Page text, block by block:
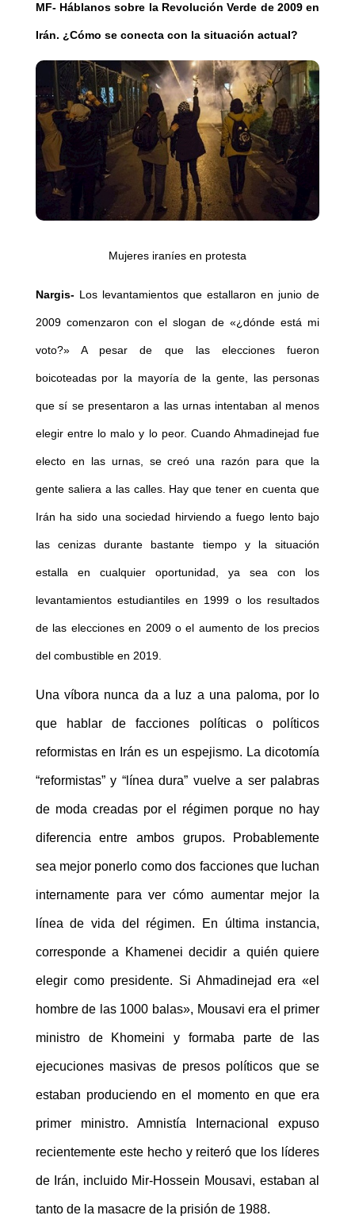
MF-Háblanos sobre la Revolución Verde de 2009 en
Irán. ¿Cómo se conecta con la situación actual?
Mujeres iraníes en protesta
Nargis-Los levantamientos que estallaron en junio de
2009 comenzaron con el slogan de «¿dónde está mi
voto?» A pesar de que las elecciones fueron
boicoteadas por la mayoría de la gente, las personas
que sí se presentaron a las urnas intentaban al menos
elegir entre lo malo y lo peor. Cuando Ahmadinejad fue
electo en las urnas, se creó una razón para que la
gente saliera a las calles. Hay que tener en cuenta que
Irán ha sido una sociedad hirviendo a fuego lento bajo
las cenizas durante bastante tiempo y la situación
estalla en cualquier oportunidad, ya sea con los
levantamientos estudiantiles en 1999 o los resultados
de las elecciones en 2009 o el aumento de los precios
del combustible en 2019.
Una víbora nunca da a luz a una paloma, por lo
que hablar de facciones políticas o políticos
reformistas en Irán es un espejismo. La dicotomía
“reformistas” y “línea dura” vuelve a ser palabras
de moda creadas por el régimen porque no hay
diferencia entre ambos grupos. Probablemente
sea mejor ponerlo como dos facciones que luchan
internamente para ver cómo aumentar mejor la
línea de vida del régimen. En última instancia,
corresponde a Khamenei decidir a quién quiere
elegir como presidente. Si Ahmadinejad era «el
hombre de las 1000 balas», Mousavi era el primer
ministro de Khomeini y formaba parte de las
ejecuciones masivas de presos políticos que se
estaban produciendo en el momento en que era
primer ministro. Amnistía Internacional expuso
recientemente este hecho y reiteró que los líderes
de Irán, incluido Mir-Hossein Mousavi, estaban al
tanto de la masacre de la prisión de 1988.